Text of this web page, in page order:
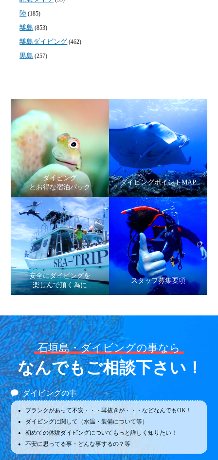
陸 (185)
離島 (853)
離島ダイビング (462)
黒島 (257)
ダイビング
とお得な宿泊パック
ダイビングポイントMAP
安全にダイビングを
楽しんで頂く為に
スタッフ募集要項
石垣島・ダイビングの事なら
なんでもご相談下さい！
ダイビングの事
ブランクがあって不安・・・耳抜きが・・・などなんでもOK！
ダイビングに関して（水温・装備について等）
初めての体験ダイビングについてもっと詳しく知りたい！
不安に思ってる事・どんな事するの？等